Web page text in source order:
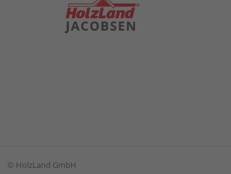
© HolzLand GmbH